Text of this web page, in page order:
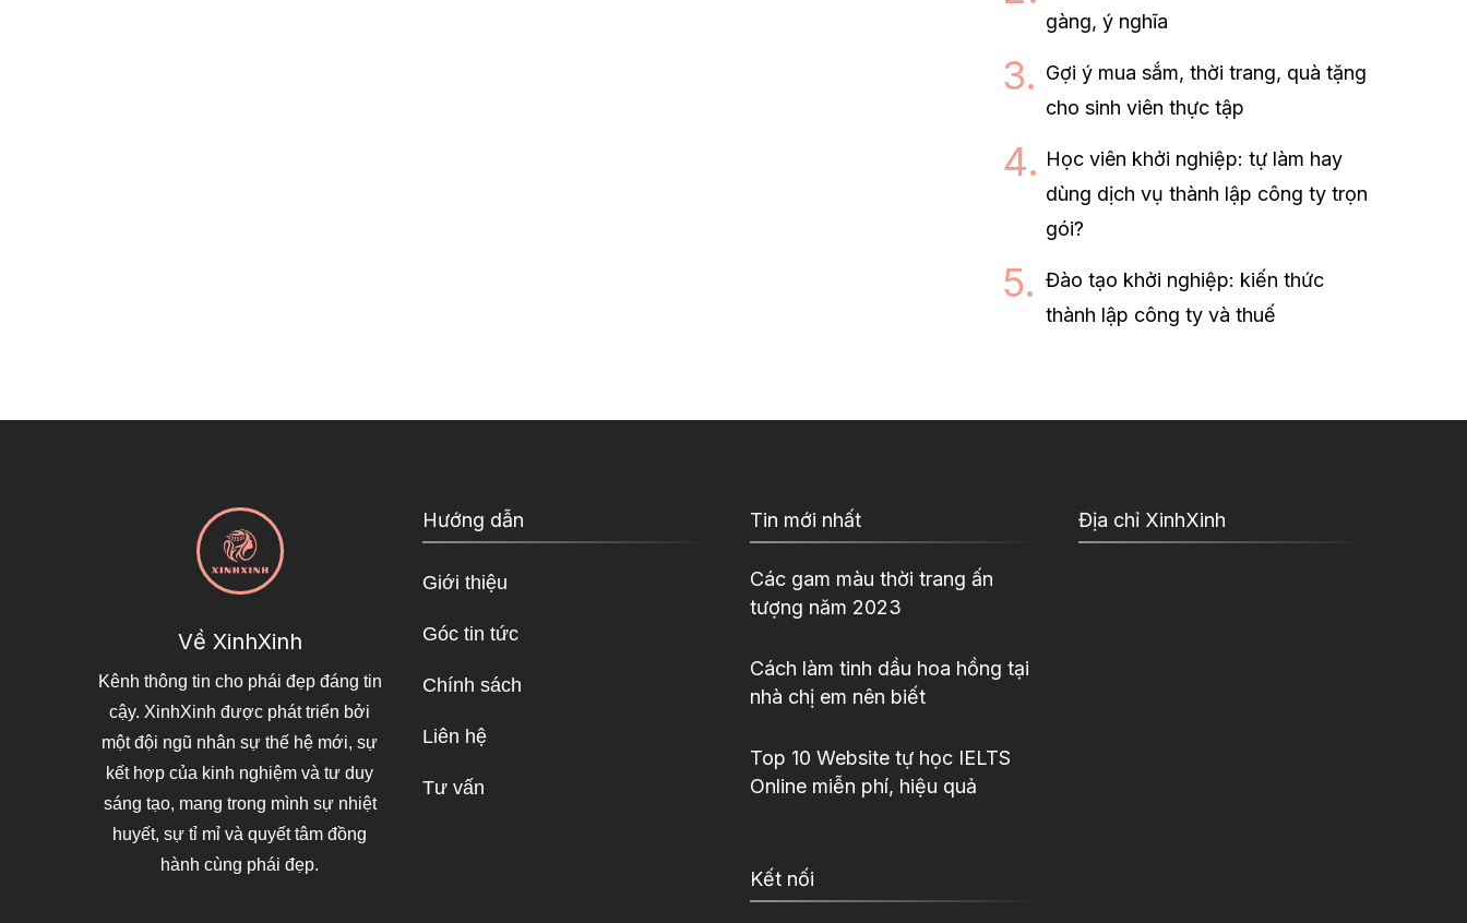
gàng, ý nghĩa
Gợi ý mua sắm, thời trang, quà tặng
cho sinh viên thực tập
Học viên khởi nghiệp: tự làm hay
dùng dịch vụ thành lập công ty trọn
gói?
Đào tạo khởi nghiệp: kiến thức
thành lập công ty và thuế
Về XinhXinh
Kênh thông tin cho phái đẹp đáng tin
cậy. XinhXinh được phát triển bởi
một đội ngũ nhân sự thế hệ mới, sự
kết hợp của kinh nghiệm và tư duy
sáng tạo, mang trong mình sự nhiệt
huyết, sự tỉ mỉ và quyết tâm đồng
hành cùng phái đẹp.
Hướng dẫn
Giới thiệu
Góc tin tức
Chính sách
Liên hệ
Tư vấn
Tin mới nhất
Các gam màu thời trang ấn
tượng năm 2023
Cách làm tinh dầu hoa hồng tại
nhà chị em nên biết
Top 10 Website tự học IELTS
Online miễn phí, hiệu quả
Kết nối
Địa chỉ XinhXinh